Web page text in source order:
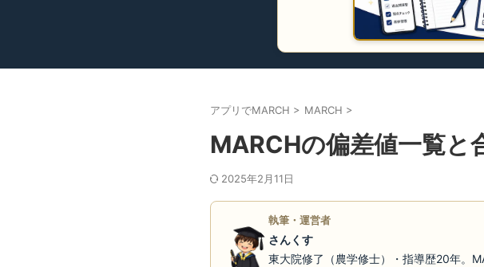
アプリでMARCH > MARCH >
MARCHの偏差値一覧と
2025年2月11日
執筆・運営者
さんくす
東大院修了（農学修士）・指導歴20年。